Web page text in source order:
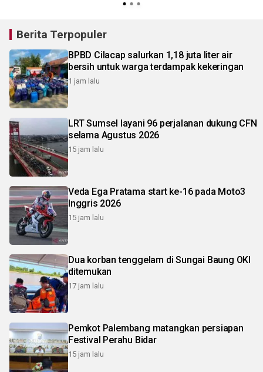
Berita Terpopuler
BPBD Cilacap salurkan 1,18 juta liter air
bersih untuk warga terdampak kekeringan
1 jam lalu
LRT Sumsel layani 96 perjalanan dukung CFN
selama Agustus 2026
15 jam lalu
Veda Ega Pratama start ke-16 pada Moto3
Inggris 2026
15 jam lalu
Dua korban tenggelam di Sungai Baung OKI
ditemukan
17 jam lalu
Pemkot Palembang matangkan persiapan
Festival Perahu Bidar
15 jam lalu